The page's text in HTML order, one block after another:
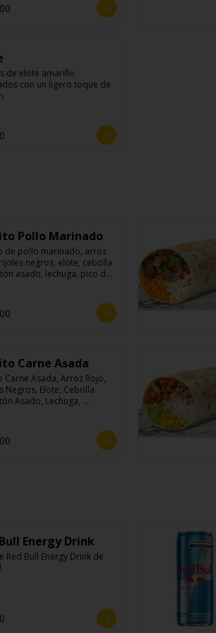
de elote amarillo
con un ligero toque de
Pollo Marinado
de pollo marinado, arroz
negros, elote, cebolla
asado, lechuga, pico de
Carne Asada
Carne Asada, Arroz Rojo,
Negros, Elote, Cebolla
Asado, Lechuga,
Energy Drink
Red Bull Energy Drink de